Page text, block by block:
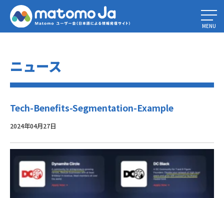
Home» ベネフィット・セグメンテーションの7つの事例と始め方
Benefits-Segmentation-Example
MENU
ニュース
Tech-Benefits-Segmentation-Example
2024年04月27日